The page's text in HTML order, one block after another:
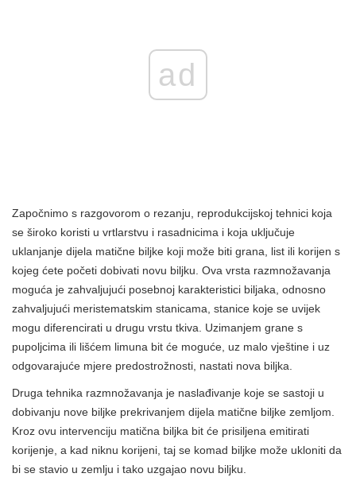
ad
Započnimo s razgovorom o rezanju, reprodukcijskoj tehnici koja
se široko koristi u vrtlarstvu i rasadnicima i koja uključuje
uklanjanje dijela matične biljke koji može biti grana, list ili korijen s
kojeg ćete početi dobivati ​​novu biljku. Ova vrsta razmnožavanja
moguća je zahvaljujući posebnoj karakteristici biljaka, odnosno
zahvaljujući meristematskim stanicama, stanice koje se uvijek
mogu diferencirati u drugu vrstu tkiva. Uzimanjem grane s
pupoljcima ili lišćem limuna bit će moguće, uz malo vještine i uz
odgovarajuće mjere predostrožnosti, nastati nova biljka.
Druga tehnika razmnožavanja je naslađivanje koje se sastoji u
dobivanju nove biljke prekrivanjem dijela matične biljke zemljom.
Kroz ovu intervenciju matična biljka bit će prisiljena emitirati
korijenje, a kad niknu korijeni, taj se komad biljke može ukloniti da
bi se stavio u zemlju i tako uzgajao novu biljku.